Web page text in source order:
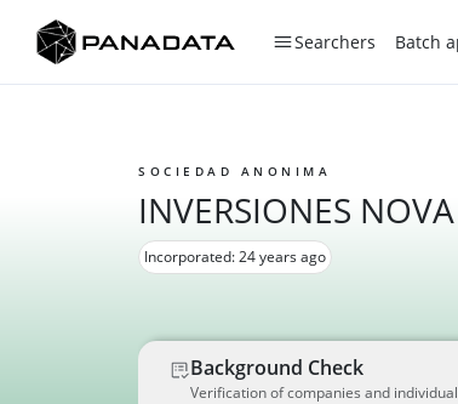
Searchers Batch
SOCIEDAD ANONIMA
INVERSIONES
Incorporated: 24 years ago
Background Check
Verification of companies and